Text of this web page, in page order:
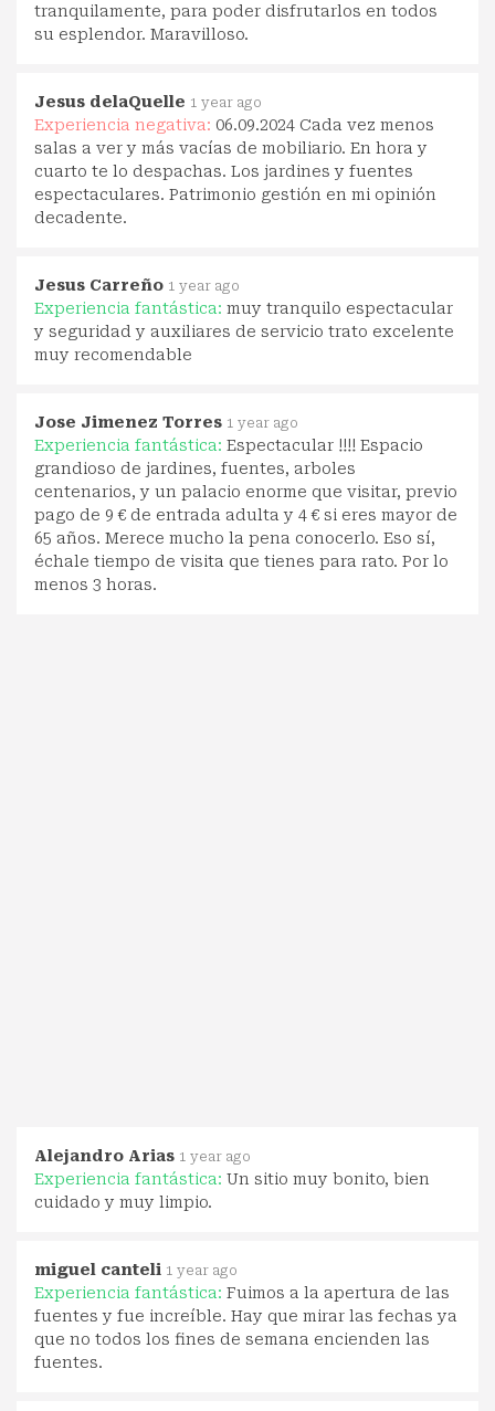
tranquilamente, para poder disfrutarlos en todos
su esplendor. Maravilloso.
Jesus delaQuelle 1 year ago
Experiencia negativa: 06.09.2024 Cada vez menos
salas a ver y más vacías de mobiliario. En hora y
cuarto te lo despachas. Los jardines y fuentes
espectaculares. Patrimonio gestión en mi opinión
decadente.
Jesus Carreño 1 year ago
Experiencia fantástica: muy tranquilo espectacular
y seguridad y auxiliares de servicio trato excelente
muy recomendable
Jose Jimenez Torres 1 year ago
Experiencia fantástica: Espectacular !!!! Espacio
grandioso de jardines, fuentes, arboles
centenarios, y un palacio enorme que visitar, previo
pago de 9 € de entrada adulta y 4 € si eres mayor de
65 años. Merece mucho la pena conocerlo. Eso sí,
échale tiempo de visita que tienes para rato. Por lo
menos 3 horas.
Alejandro Arias 1 year ago
Experiencia fantástica: Un sitio muy bonito, bien
cuidado y muy limpio.
miguel canteli 1 year ago
Experiencia fantástica: Fuimos a la apertura de las
fuentes y fue increíble. Hay que mirar las fechas ya
que no todos los fines de semana encienden las
fuentes.